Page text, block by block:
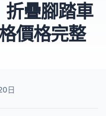
折疊腳踏車
價格完整
日